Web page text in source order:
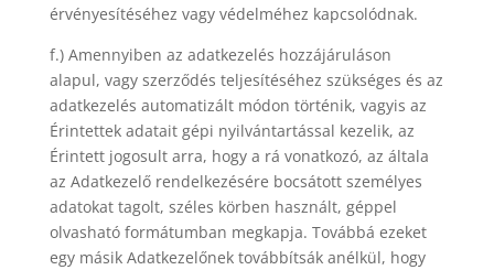
érvényesítéséhez vagy védelméhez kapcsolódnak.
f.) Amennyiben az adatkezelés hozzájáruláson
alapul, vagy szerződés teljesítéséhez szükséges és az
adatkezelés automatizált módon történik, vagyis az
Érintettek adatait gépi nyilvántartással kezelik, az
Érintett jogosult arra, hogy a rá vonatkozó, az általa
az Adatkezelő rendelkezésére bocsátott személyes
adatokat tagolt, széles körben használt, géppel
olvasható formátumban megkapja. Továbbá ezeket
egy másik Adatkezelőnek továbbítsák anélkül, hogy